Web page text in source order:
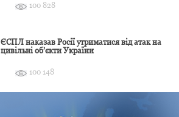
100 828
ЄСПЛ наказав Росії утриматися від атак на
цивільні об’єкти України
100 148